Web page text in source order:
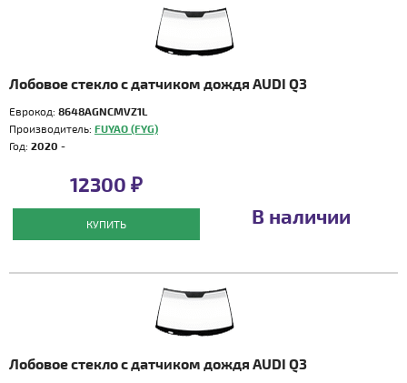
Лобовое стекло с датчиком дождя AUDI Q3
Еврокод: 8648AGNCMVZ1L
Производитель: FUYAO (FYG)
Год: 2020 -
12300 ₽
КУПИТЬ В наличии
Лобовое стекло с датчиком дождя AUDI Q3